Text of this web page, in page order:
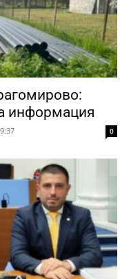
информация
0